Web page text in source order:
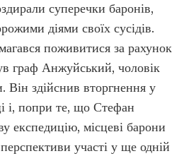
суперечки баронів,
діями своїх сусідів.
поживитися за рахунок
граф Анжуйський, чоловік
Він здійснив вторгнення у
і, попри те, що Стефан
експедицію, місцеві барони
участі у ще одній